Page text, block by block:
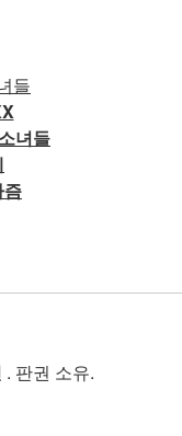
들
녀들
즘
. 판권 소유.